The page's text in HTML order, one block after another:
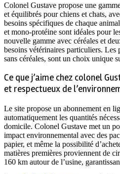
Colonel Gustave propose une
et équilibrés pour chiens et chats,
besoins spécifiques de chaque
et mono-protéine sont idéales pour
nouvelle gamme avec céréales et
besoins vétérinaires particuliers.
sans céréales, sont un choix unique
Ce que j’aime chez colonel
et respectueux de
Le site propose un abonnement en
automatiquement les quantités
domicile. Colonel Gustave met un
impact environnemental avec des
papier, et même la possibilité
matières premières proviennent de
160 km autour de l’usine,